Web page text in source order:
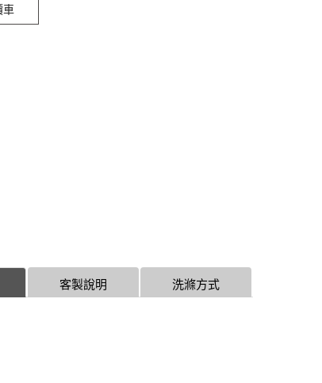
車
洗滌方式
客製說明